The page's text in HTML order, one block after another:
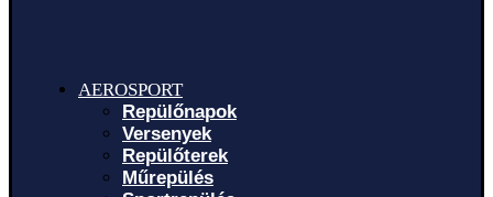
AEROSPORT
Repülőnapok
Versenyek
Repülőterek
Műrepülés